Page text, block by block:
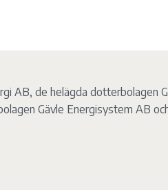
AB, de helägda dotterbolagen
Gävle Energisystem AB